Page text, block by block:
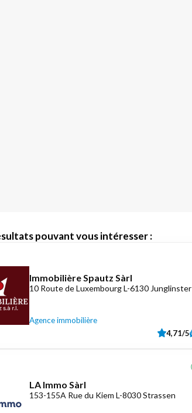
pouvant vous intéresser :
Immobilière Spautz Sàrl
10 Route de Luxembourg L-6130 Junglinster
Agence immobilière
4,71/5
LA Immo Sàrl
153-155A Rue du Kiem L-8030 Strassen